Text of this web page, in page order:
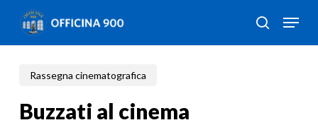
main
content
search
Menu
Rassegna cinematografica
Buzzati al cinema
Close